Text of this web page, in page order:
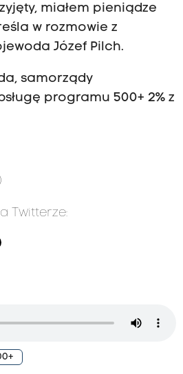
miałem pieniądze
w rozmowie z
Józef Pilch.
samorządy
programu 500+ 2% z
Twitterze: